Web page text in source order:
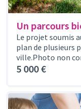
Un parcours
Le projet soumis
plan de plusieurs
ville.Photo non
5 000 €